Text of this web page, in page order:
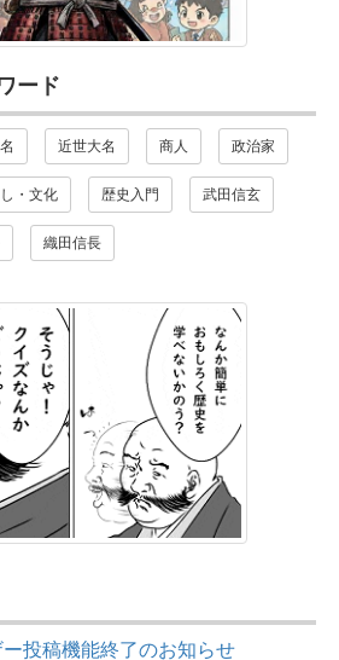
ード
近世大名 商人 政治家
・文化 歴史入門 武田信玄
織田信長
ー投稿機能終了のお知らせ